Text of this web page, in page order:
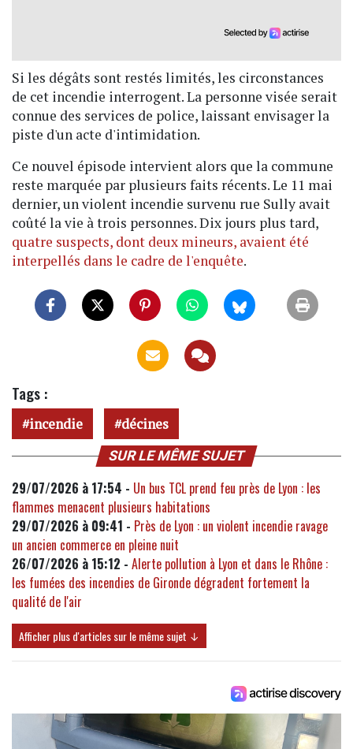
Si les dégâts sont restés limités, les circonstances
de cet incendie interrogent. La personne visée serait
connue des services de police, laissant envisager la
piste d'un acte d'intimidation.
Ce nouvel épisode intervient alors que la commune
reste marquée par plusieurs faits récents. Le 11 mai
dernier, un violent incendie survenu rue Sully avait
coûté la vie à trois personnes. Dix jours plus tard,
quatre suspects, dont deux mineurs, avaient été
interpellés dans le cadre de l'enquête.
Tags :
incendie décines
SUR LE MÊME SUJET
29/07/2026 à 17:54 - Un bus TCL prend feu près de Lyon : les
flammes menacent plusieurs habitations
29/07/2026 à 09:41 - Près de Lyon : un violent incendie ravage
un ancien commerce en pleine nuit
26/07/2026 à 15:12 - Alerte pollution à Lyon et dans le Rhône :
les fumées des incendies de Gironde dégradent fortement la
qualité de l'air
Afficher plus d'articles sur le même sujet ↓